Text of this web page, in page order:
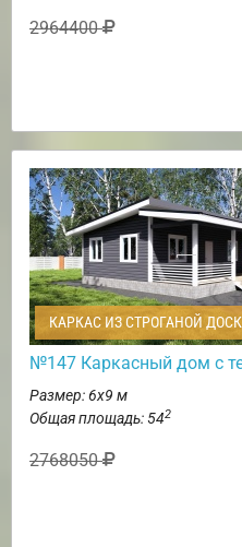
2964400
КАРКАС ИЗ СТРОГАНОЙ
№147 Каркасный дом с
Размер: 6х9 м
Общая площадь: 542
2768050